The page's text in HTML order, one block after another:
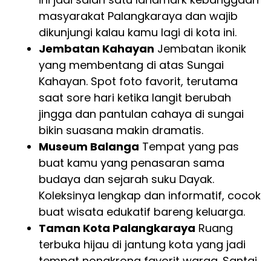
masyarakat Palangkaraya dan wajib
dikunjungi kalau kamu lagi di kota ini.
Jembatan Kahayan Jembatan ikonik
yang membentang di atas Sungai
Kahayan. Spot foto favorit, terutama
saat sore hari ketika langit berubah
jingga dan pantulan cahaya di sungai
bikin suasana makin dramatis.
Museum Balanga Tempat yang pas
buat kamu yang penasaran sama
budaya dan sejarah suku Dayak.
Koleksinya lengkap dan informatif, cocok
buat wisata edukatif bareng keluarga.
Taman Kota Palangkaraya Ruang
terbuka hijau di jantung kota yang jadi